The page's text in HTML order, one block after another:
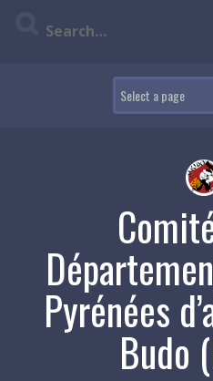
Pyrénées
Budo